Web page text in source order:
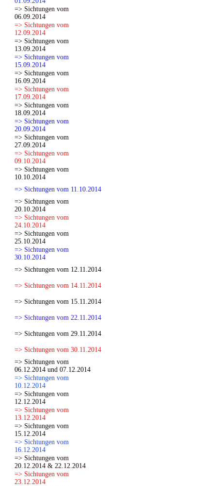
=> Sichtungen vom
06.09.2014
=> Sichtungen vom
12.09.2014
=> Sichtungen vom
13.09.2014
=> Sichtungen vom
15.09.2014
=> Sichtungen vom
16.09.2014
=> Sichtungen vom
17.09.2014
=> Sichtungen vom
18.09.2014
=> Sichtungen vom
20.09.2014
=> Sichtungen vom
27.09.2014
=> Sichtungen vom
09.10.2014
=> Sichtungen vom
10.10.2014
=> Sichtungen vom 11.10.2014
=> Sichtungen vom
20.10.2014
=> Sichtungen vom
24.10.2014
=> Sichtungen vom
25.10.2014
=> Sichtungen vom
30.10.2014
=> Sichtungen vom 12.11.2014
=> Sichtungen vom 14.11.2014
=> Sichtungen vom 15.11.2014
=> Sichtungen vom 22.11.2014
=> Sichtungen vom 29.11.2014
=> Sichtungen vom 30.11.2014
=> Sichtungen vom
06.12.2014 und 07.12.2014
=> Sichtungen vom
10.12.2014
=> Sichtungen vom
12.12.2014
=> Sichtungen vom
13.12.2014
=> Sichtungen vom
15.12.2014
=> Sichtungen vom
16.12.2014
=> Sichtungen vom
20.12.2014 & 22.12.2014
=> Sichtungen vom
23.12.2014